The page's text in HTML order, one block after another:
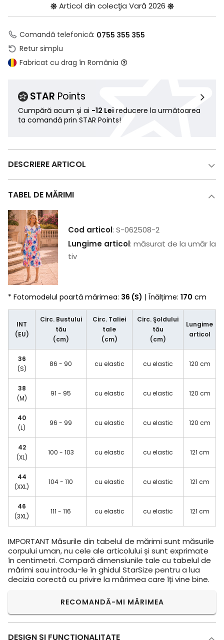
Articol din colecţia Vară 2026
Comandă telefonică: 0755 355 355
Retur simplu
Fabricat cu drag în România
STAR Points
Cumpără acum și ai -12 Lei reducere la următoarea
ta comandă prin STAR Points!
DESCRIERE ARTICOL
TABEL DE MĂRIMI
Cod articol: S-062508-2
Lungime articol: măsurat de la umăr la
tiv
* Fotomodelul poartă mărimea: 36 (S) | Înălțime: 170 cm
INT
(EU)
Circ. Bustului
tău
(cm)
Circ. Taliei
tale
(cm)
Circ. Şoldului
tău
(cm)
Lungime
articol
36
(S)
86 - 90 cu elastic cu elastic 120 cm
38
(M)
91 - 95 cu elastic cu elastic 120 cm
40
(L)
96 - 99 cu elastic cu elastic 120 cm
42
(XL)
100 - 103 cu elastic cu elastic 121 cm
44
(XXL)
104 - 110 cu elastic cu elastic 121 cm
46
(3XL)
111 - 116 cu elastic cu elastic 121 cm
IMPORTANT Măsurile din tabelul de mărimi sunt măsurile
corpului uman, nu cele ale articolului și sunt exprimate
în centimetri. Compară dimensiunile tale cu tabelul de
mărimi sau introdu-le în ghidul StarSize pentru a lua
decizia corectă cu privire la mărimea care îți vine bine.
RECOMANDĂ-MI MĂRIMEA
DESIGN ŞI FUNCTIONALITATE